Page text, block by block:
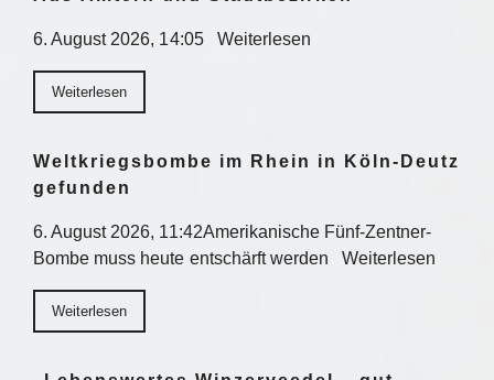
6. August 2026, 14:05 Weiterlesen
Weiterlesen
Weltkriegsbombe im Rhein in Köln-Deutz
gefunden
6. August 2026, 11:42Amerikanische Fünf-Zentner-
Bombe muss heute entschärft werden Weiterlesen
Weiterlesen